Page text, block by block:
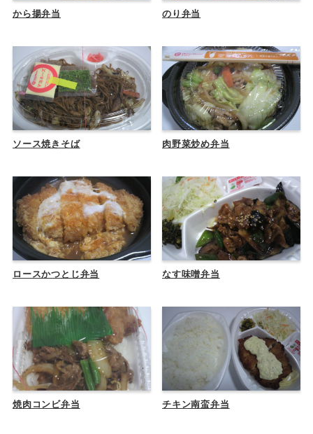
から揚弁当 のり弁当
ソース焼きそば 肉野菜炒め弁当
ロースかつとじ弁当 なす味噌弁当
焼肉コンビ弁当 チキン南蛮弁当